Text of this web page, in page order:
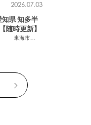
東海市
,大府市
2026.07.03
県 知多半
随時更新】